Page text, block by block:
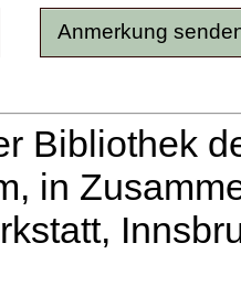
Bibliothek
in